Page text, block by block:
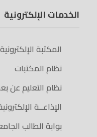
الخدمات الإلكترونية
المكتبة الإلكترونية
نظام المكتبات
نظام التعليم عن
الإذاعــة
بوابة الطالب